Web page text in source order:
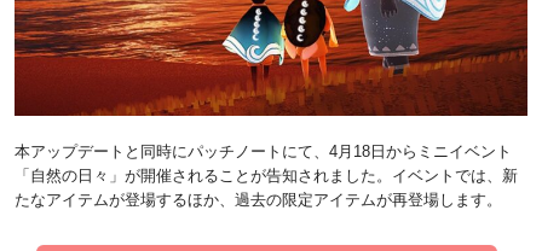
本アップデートと同時にパッチノートにて、4月18日からミニイベント
「自然の日々」が開催されることが告知されました。イベントでは、新
たなアイテムが登場するほか、過去の限定アイテムが再登場します。